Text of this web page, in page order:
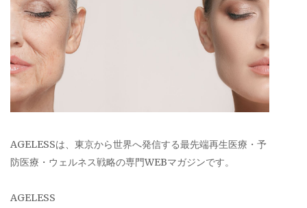
AGELESSは、東京から世界へ発信する最先端再生医療・予
防医療・ウェルネス戦略の専門WEBマガジンです。
AGELESS